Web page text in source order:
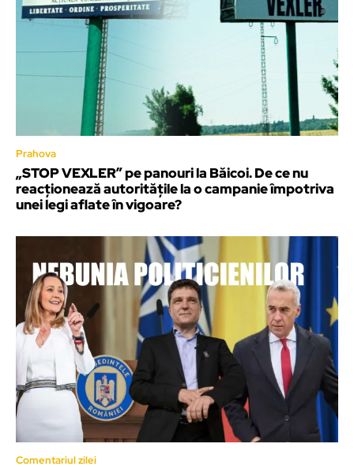
Prahova
„STOP VEXLER” pe panouri la Băicoi. De ce nu
reacționează autoritățile la o campanie împotriva
unei legi aflate în vigoare?
Comentariul zilei